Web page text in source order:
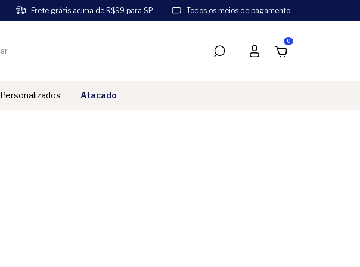
Frete grátis acima de R$99 para SP Todos os meios de pagamento
0
Personalizados Atacado